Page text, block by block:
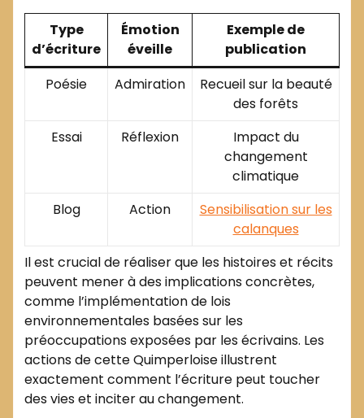
Type
d’écriture
Émotion
éveille
Exemple de
publication
Poésie
Admiration
Recueil sur la beauté
des forêts
Essai
Réflexion
Impact du
changement
climatique
Blog
Action
Sensibilisation sur les
calanques
Il est crucial de réaliser que les histoires et récits
peuvent mener à des implications concrètes,
comme l’implémentation de lois
environnementales basées sur les
préoccupations exposées par les écrivains. Les
actions de cette Quimperloise illustrent
exactement comment l’écriture peut toucher
des vies et inciter au changement.